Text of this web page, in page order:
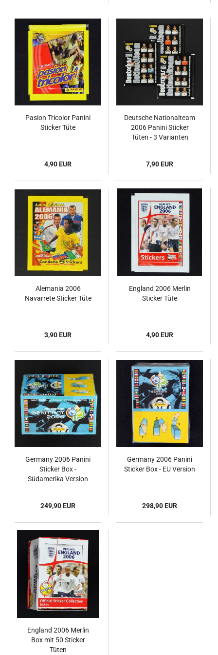
Pasion Tricolor Panini
Sticker Tüte
4,90 EUR
Deutsche Nationalteam
2006 Panini Sticker
Tüten - 3 Varianten
7,90 EUR
Alemania 2006
Navarrete Sticker Tüte
3,90 EUR
England 2006 Merlin
Sticker Tüte
4,90 EUR
Germany 2006 Panini
Sticker Box -
Südamerika Version
249,90 EUR
Germany 2006 Panini
Sticker Box - EU Version
298,90 EUR
England 2006 Merlin
Box mit 50 Sticker
Tüten